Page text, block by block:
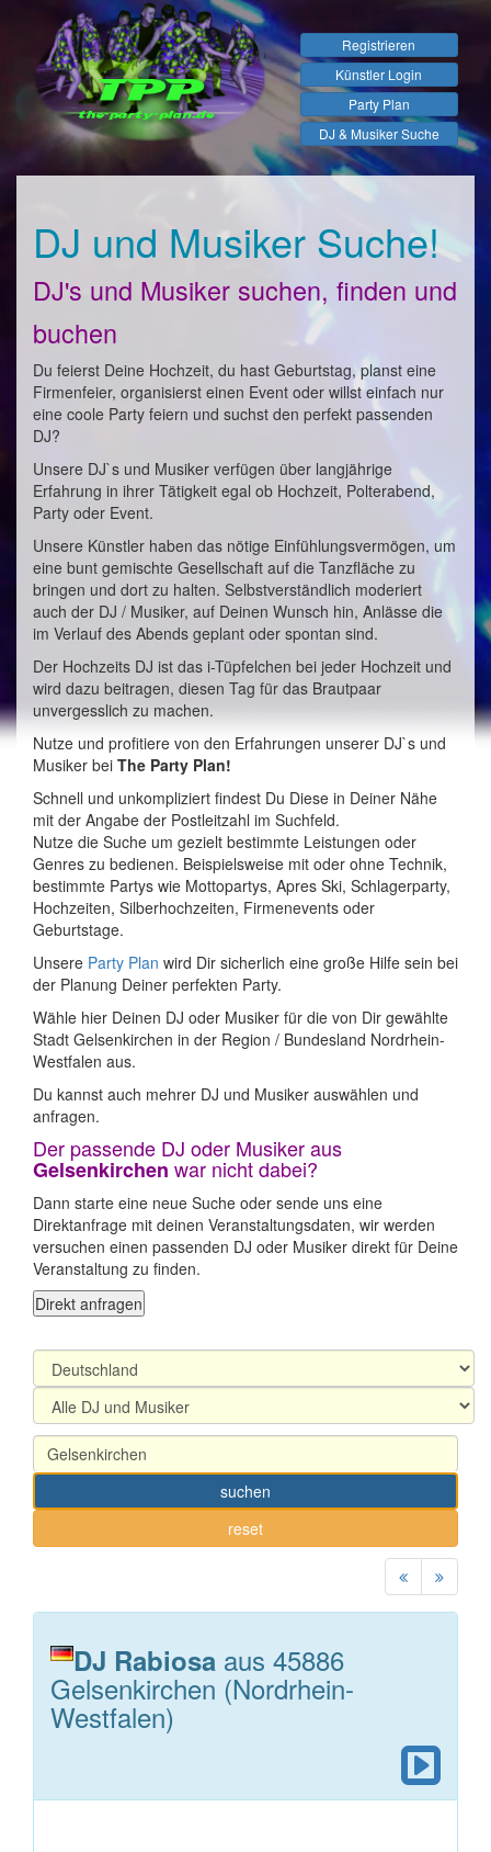
Registrieren
Künstler Login
Party Plan
DJ & Musiker Suche
DJ und Musiker Suche!
DJ's und Musiker suchen, finden und
buchen
Du feierst Deine Hochzeit, du hast Geburtstag, planst eine
Firmenfeier, organisierst einen Event oder willst einfach nur
eine coole Party feiern und suchst den perfekt passenden
DJ?
Unsere DJ`s und Musiker verfügen über langjährige
Erfahrung in ihrer Tätigkeit egal ob Hochzeit, Polterabend,
Party oder Event.
Unsere Künstler haben das nötige Einfühlungsvermögen, um
eine bunt gemischte Gesellschaft auf die Tanzfläche zu
bringen und dort zu halten. Selbstverständlich moderiert
auch der DJ / Musiker, auf Deinen Wunsch hin, Anlässe die
im Verlauf des Abends geplant oder spontan sind.
Der Hochzeits DJ ist das i-Tüpfelchen bei jeder Hochzeit und
wird dazu beitragen, diesen Tag für das Brautpaar
unvergesslich zu machen.
Nutze und profitiere von den Erfahrungen unserer DJ`s und
Musiker bei The Party Plan!
Schnell und unkompliziert findest Du Diese in Deiner Nähe
mit der Angabe der Postleitzahl im Suchfeld.
Nutze die Suche um gezielt bestimmte Leistungen oder
Genres zu bedienen. Beispielsweise mit oder ohne Technik,
bestimmte Partys wie Mottopartys, Apres Ski, Schlagerparty,
Hochzeiten, Silberhochzeiten, Firmenevents oder
Geburtstage.
Unsere Party Plan wird Dir sicherlich eine große Hilfe sein bei
der Planung Deiner perfekten Party.
Wähle hier Deinen DJ oder Musiker für die von Dir gewählte
Stadt Gelsenkirchen in der Region / Bundesland Nordrhein-
Westfalen aus.
Du kannst auch mehrer DJ und Musiker auswählen und
anfragen.
Der passende DJ oder Musiker aus
Gelsenkirchen war nicht dabei?
Dann starte eine neue Suche oder sende uns eine
Direktanfrage mit deinen Veranstaltungsdaten, wir werden
versuchen einen passenden DJ oder Musiker direkt für Deine
Veranstaltung zu finden.
Direkt anfragen
suchen
reset
DJ Rabiosa aus 45886
Gelsenkirchen (Nordrhein-
Westfalen)